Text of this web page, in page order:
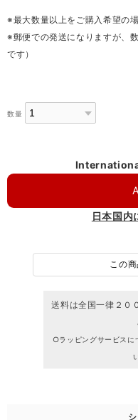
※最大数量以上をご購入希望の
※郵便での発送になりますが、
です）
数量
日本国内
この
送料は全国一律２０
○ラッピングサービスに